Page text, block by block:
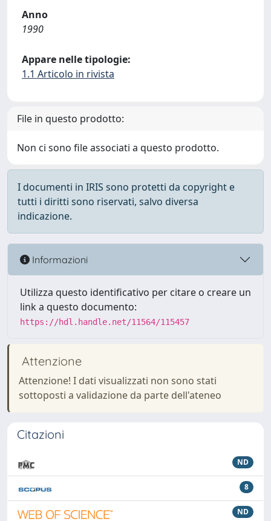
Anno
1990
Appare nelle tipologie:
1.1 Articolo in rivista
File in questo prodotto:
Non ci sono file associati a questo prodotto.
I documenti in IRIS sono protetti da copyright e
tutti i diritti sono riservati, salvo diversa
indicazione.
Informazioni
Utilizza questo identificativo per citare o creare un
link a questo documento:
https://hdl.handle.net/11564/115457
Attenzione
Attenzione! I dati visualizzati non sono stati
sottoposti a validazione da parte dell'ateneo
Citazioni
ND
8
ND